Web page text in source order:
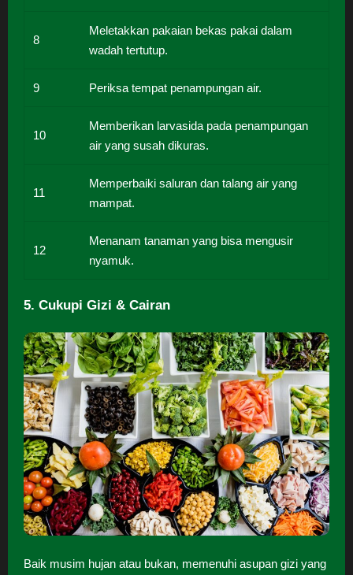
8
Meletakkan pakaian bekas pakai dalam
wadah tertutup.
9 Periksa tempat penampungan air.
10
Memberikan larvasida pada penampungan
air yang susah dikuras.
11
Memperbaiki saluran dan talang air yang
mampat.
12
Menanam tanaman yang bisa mengusir
nyamuk.
5. Cukupi Gizi & Cairan
Baik musim hujan atau bukan, memenuhi asupan gizi yang